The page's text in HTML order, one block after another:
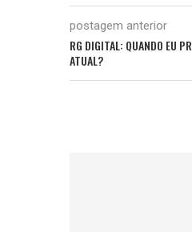
postagem anterior
RG DIGITAL: QUANDO EU
ATUAL?